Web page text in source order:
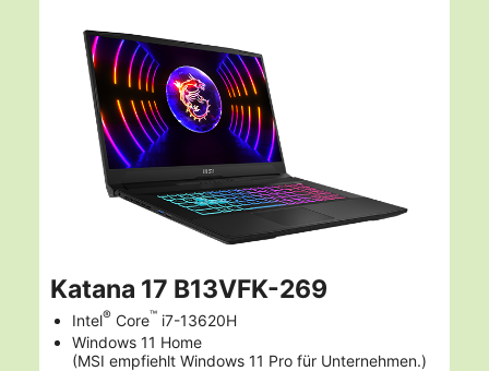
Katana 17 B13VFK-269
Intel® Core™ i7-13620H
Windows 11 Home
(MSI empfiehlt Windows 11 Pro für Unternehmen.)